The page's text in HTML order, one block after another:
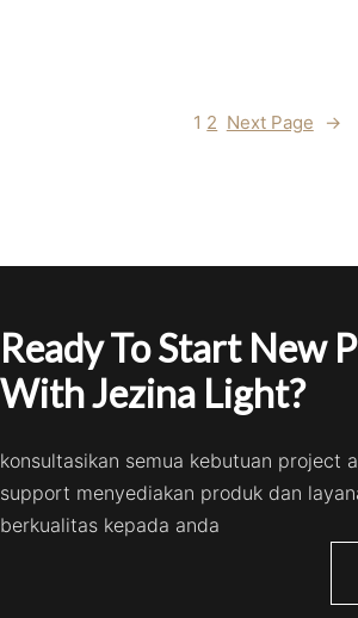
1 2 Next Page →
Ready To Start New
With Jezina Light?
konsultasikan semua kebutuan project
support menyediakan produk dan
berkualitas kepada anda